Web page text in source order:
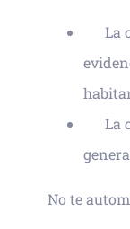
La
La
No te